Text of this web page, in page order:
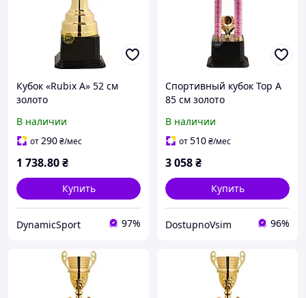
Кубок «Rubix А» 52 см
золото
В наличии
от290₴/мес
1 738.80₴
Купить
DynamicSport 97%
Спортивный кубок Top А
85 см золото
В наличии
от510₴/мес
3 058₴
Купить
DostupnoVsim 96%